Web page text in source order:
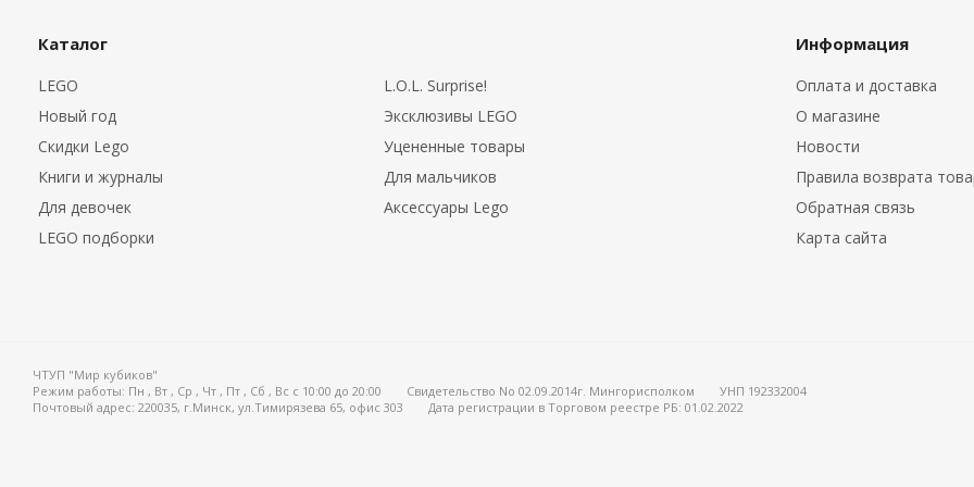
Каталог
LEGO
L.O.L. Surprise!
Новый год
Эксклюзивы LEGO
Скидки Lego
Уцененные товары
Книги и журналы
Для мальчиков
Для девочек
Аксессуары Lego
LEGO подборки
Информация
Оплата и доставка
О магазине
Новости
Правила возврата
Обратная связь
Карта сайта
ЧТУП "Мир кубиков"
Режим работы: Пн , Вт , Ср , Чт , Пт , Сб , Вс c 10:00 до 20:00 Свидетельство No 02.09.2014г. Мингорисполком
УНП 192332004
Почтовый адрес: 220035, г.Минск, ул.Тимирязева 65, офис 303
Дата регистрации в Торговом реестре РБ: 01.02.2022